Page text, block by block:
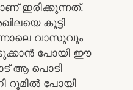
ഇരിക്കുന്നത്.
കൂട്ടി
വാസുവും
പോയി ഈ
ആ പൊടി
റൂമില്‍ പോയി